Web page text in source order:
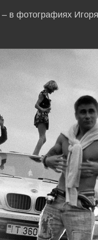
– в фотографиях